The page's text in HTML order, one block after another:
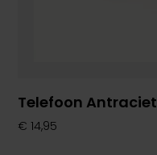
Telefoon Antraciet
€ 14,95